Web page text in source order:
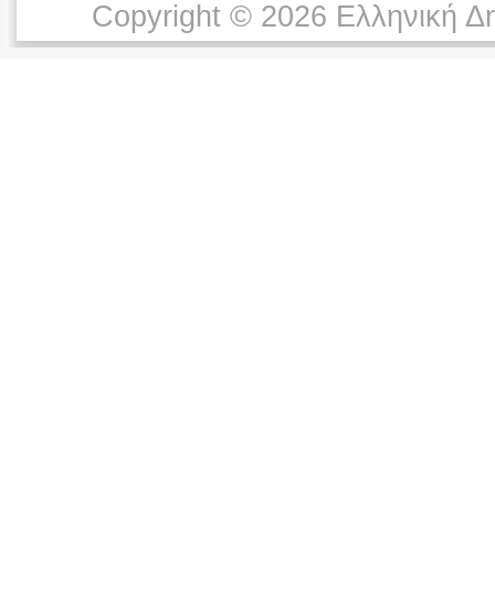
Copyright © 2026 Ελληνική